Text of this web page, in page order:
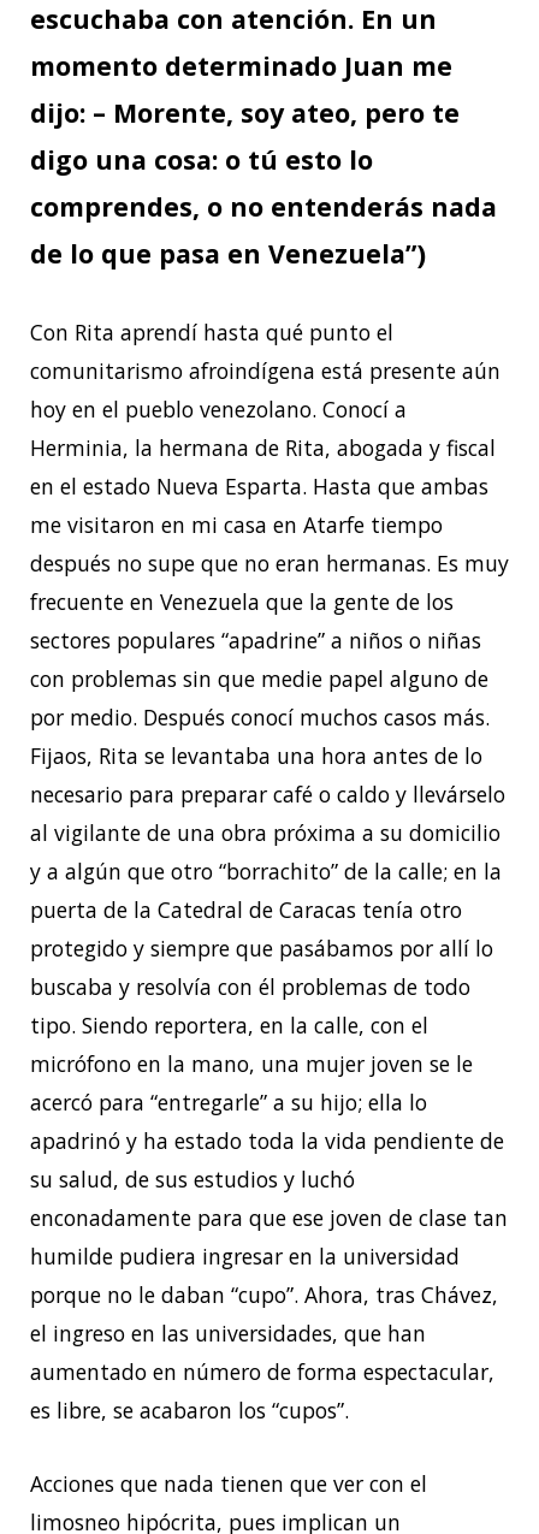
escuchaba con atención. En un
momento determinado Juan me
dijo: – Morente, soy ateo, pero te
digo una cosa: o tú esto lo
comprendes, o no entenderás nada
de lo que pasa en Venezuela”)
Con Rita aprendí hasta qué punto el
comunitarismo afroindígena está presente aún
hoy en el pueblo venezolano. Conocí a
Herminia, la hermana de Rita, abogada y fiscal
en el estado Nueva Esparta. Hasta que ambas
me visitaron en mi casa en Atarfe tiempo
después no supe que no eran hermanas. Es muy
frecuente en Venezuela que la gente de los
sectores populares “apadrine” a niños o niñas
con problemas sin que medie papel alguno de
por medio. Después conocí muchos casos más.
Fijaos, Rita se levantaba una hora antes de lo
necesario para preparar café o caldo y llevárselo
al vigilante de una obra próxima a su domicilio
y a algún que otro “borrachito” de la calle; en la
puerta de la Catedral de Caracas tenía otro
protegido y siempre que pasábamos por allí lo
buscaba y resolvía con él problemas de todo
tipo. Siendo reportera, en la calle, con el
micrófono en la mano, una mujer joven se le
acercó para “entregarle” a su hijo; ella lo
apadrinó y ha estado toda la vida pendiente de
su salud, de sus estudios y luchó
enconadamente para que ese joven de clase tan
humilde pudiera ingresar en la universidad
porque no le daban “cupo”. Ahora, tras Chávez,
el ingreso en las universidades, que han
aumentado en número de forma espectacular,
es libre, se acabaron los “cupos”.
Acciones que nada tienen que ver con el
limosneo hipócrita, pues implican un